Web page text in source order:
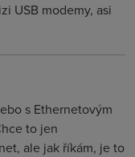
USB modemy, asi
s Ethernetovým
to jen
ale jak říkám, je to